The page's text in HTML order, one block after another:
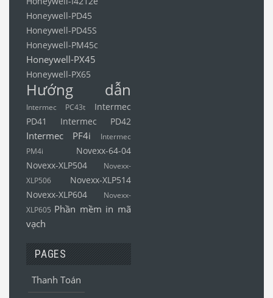
Honeywell-PD45
Honeywell-PD45S
Honeywell-PM45c
Honeywell-PX45
Honeywell-PX65
Hướng dẫn
Intermec PC43t
Intermec
PD41
Intermec PD42
Intermec PF4i
Intermec
PM4i
Novexx-64-04
Novexx-XLP504
Novexx-
XLP506
Novexx-XLP514
Novexx-XLP604
Novexx-
XLP605 Phần mềm in mã
vạch
PAGES
Thanh Toán